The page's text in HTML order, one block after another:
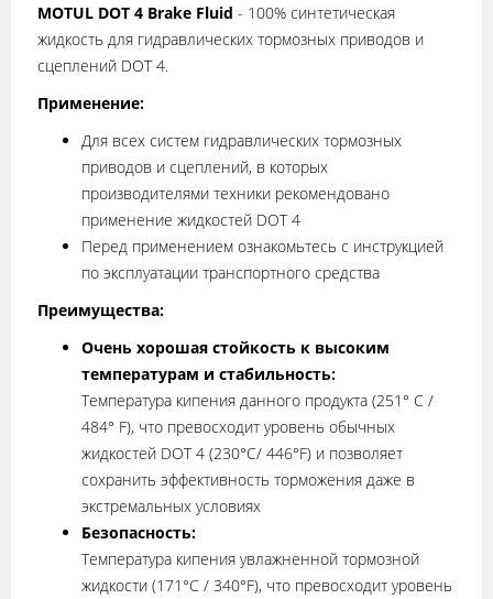
MOTUL DOT 4 Brake Fluid - 100% синтетическая
жидкость для гидравлических тормозных приводов и
сцеплений DOT 4.
Применение:
Для всех систем гидравлических тормозных
приводов и сцеплений, в которых
производителями техники рекомендовано
применение жидкостей DOT 4
Перед применением ознакомьтесь с инструкцией
по эксплуатации транспортного средства
Преимущества:
Очень хорошая стойкость к высоким
температурам и стабильность:
Температура кипения данного продукта (251° C /
484° F), что превосходит уровень обычных
жидкостей DOT 4 (230°C/ 446°F) и позволяет
сохранить эффективность торможения даже в
экстремальных условиях
Безопасность:
Температура кипения увлажненной тормозной
жидкости (171°C / 340°F), что превосходит уровень